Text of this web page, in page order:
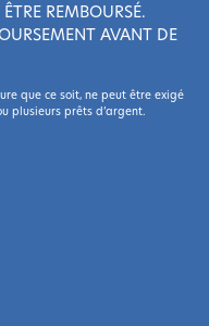
REMBOURSÉ.
AVANT DE
que ce soit, ne peut être exigé
plusieurs prêts d’argent.